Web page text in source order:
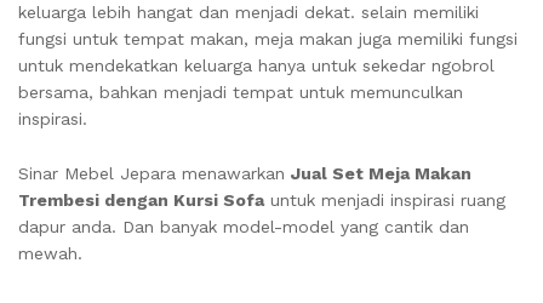
keluarga lebih hangat dan menjadi dekat. selain memiliki
fungsi untuk tempat makan, meja makan juga memiliki fungsi
untuk mendekatkan keluarga hanya untuk sekedar ngobrol
bersama, bahkan menjadi tempat untuk memunculkan
inspirasi.
Sinar Mebel Jepara menawarkan Jual Set Meja Makan
Trembesi dengan Kursi Sofauntuk menjadi inspirasi ruang
dapur anda. Dan banyak model-model yang cantik dan
mewah.